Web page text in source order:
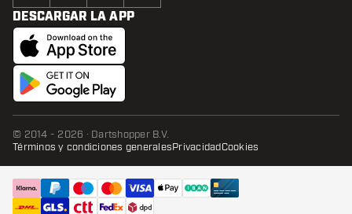
AÑADIR A LA CESTA
DESCARGAR LA APP
© 2014 - 2026 · Dartshopper B.V.
Términos y condiciones generalesPrivacidadCookies